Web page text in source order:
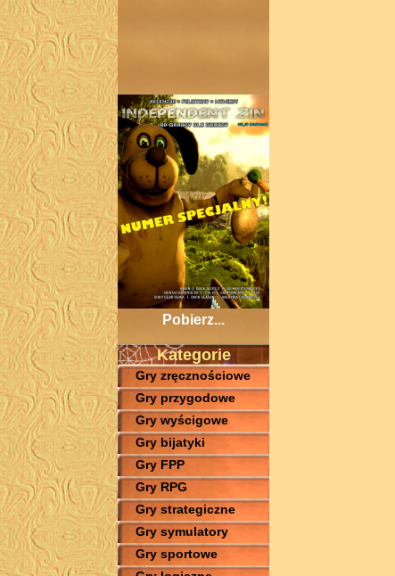
Pobierz...
Kategorie
Gry zręcznościowe
Gry przygodowe
Gry wyścigowe
Gry bijatyki
Gry FPP
Gry RPG
Gry strategiczne
Gry symulatory
Gry sportowe